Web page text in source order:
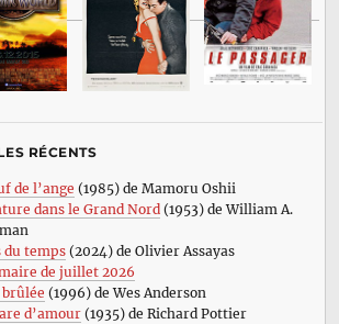
RÉCENTS
de l’ange (1985) de Mamoru Oshii
dans le Grand Nord(1953) de William A.
du temps(2024) de Olivier Assayas
de juillet 2026
(1996) de Wes Anderson
d’amour(1935) de Richard Pottier